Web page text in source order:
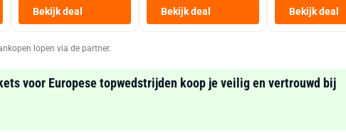
Bekijk deal
Heteluchtfriteuse
Zwart
Bekijk deal Bekijk deal
lopen via de partner.
voor Europese topwedstrijden koop je veilig en vertrouwd bij